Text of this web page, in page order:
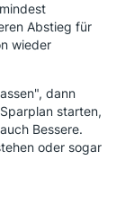
Abstieg für
wieder
dann
starten,
Bessere.
oder sogar